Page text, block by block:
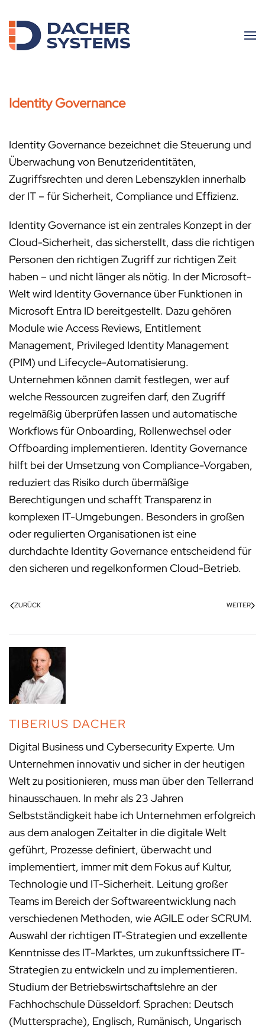
Skip to main content
Identity Governance
Identity Governance bezeichnet die Steuerung und
Überwachung von Benutzeridentitäten,
Zugriffsrechten und deren Lebenszyklen innerhalb
der IT – für Sicherheit, Compliance und Effizienz.
Identity Governance ist ein zentrales Konzept in der
Cloud-Sicherheit, das sicherstellt, dass die richtigen
Personen den richtigen Zugriff zur richtigen Zeit
haben – und nicht länger als nötig. In der Microsoft-
Welt wird Identity Governance über Funktionen in
Microsoft Entra ID bereitgestellt. Dazu gehören
Module wie Access Reviews, Entitlement
Management, Privileged Identity Management
(PIM) und Lifecycle-Automatisierung.
Unternehmen können damit festlegen, wer auf
welche Ressourcen zugreifen darf, den Zugriff
regelmäßig überprüfen lassen und automatische
Workflows für Onboarding, Rollenwechsel oder
Offboarding implementieren. Identity Governance
hilft bei der Umsetzung von Compliance-Vorgaben,
reduziert das Risiko durch übermäßige
Berechtigungen und schafft Transparenz in
komplexen IT-Umgebungen. Besonders in großen
oder regulierten Organisationen ist eine
durchdachte Identity Governance entscheidend für
den sicheren und regelkonformen Cloud-Betrieb.
ZURÜCK WEITER
TIBERIUS DACHER
Digital Business und Cybersecurity Experte. Um
Unternehmen innovativ und sicher in der heutigen
Welt zu positionieren, muss man über den Tellerrand
hinausschauen. In mehr als 23 Jahren
Selbstständigkeit habe ich Unternehmen erfolgreich
aus dem analogen Zeitalter in die digitale Welt
geführt, Prozesse definiert, überwacht und
implementiert, immer mit dem Fokus auf Kultur,
Technologie und IT-Sicherheit. Leitung großer
Teams im Bereich der Softwareentwicklung nach
verschiedenen Methoden, wie AGILE oder SCRUM.
Auswahl der richtigen IT-Strategien und exzellente
Kenntnisse des IT-Marktes, um zukunftssichere IT-
Strategien zu entwickeln und zu implementieren.
Studium der Betriebswirtschaftslehre an der
Fachhochschule Düsseldorf. Sprachen: Deutsch
(Muttersprache), Englisch, Rumänisch, Ungarisch